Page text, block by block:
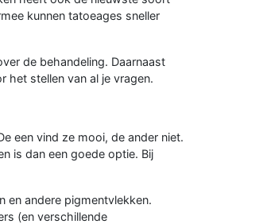
kunnen tatoeages sneller
de behandeling. Daarnaast
het stellen van al je vragen.
een vind ze mooi, de ander niet.
is dan een goede optie. Bij
en andere pigmentvlekken.
(en verschillende